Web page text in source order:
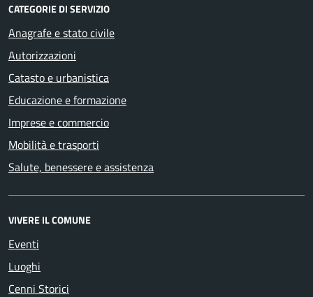
CATEGORIE DI SERVIZIO
Anagrafe e stato civile
Autorizzazioni
Catasto e urbanistica
Educazione e formazione
Imprese e commercio
Mobilità e trasporti
Salute, benessere e assistenza
VIVERE IL COMUNE
Eventi
Luoghi
Cenni Storici